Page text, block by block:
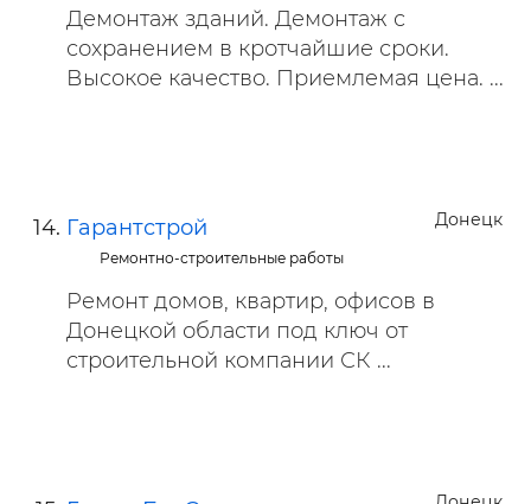
Демонтаж зданий. Демонтаж с
сохранением в кротчайшие сроки.
Высокое качество. Приемлемая цена. ...
Донецк
Гарантстрой
Ремонтно-строительные работы
Ремонт домов, квартир, офисов в
Донецкой области под ключ от
строительной компании СК ...